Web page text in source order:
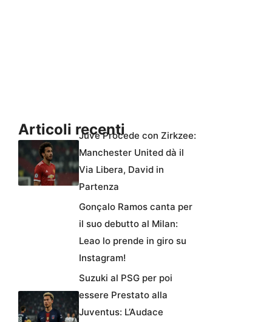
Articoli recentiJuve Procede con Zirkzee:
Manchester United dà il
Via Libera, David in
Partenza
Gonçalo Ramos canta per
il suo debutto al Milan:
Leao lo prende in giro su
Instagram!
Suzuki al PSG per poi
essere Prestato alla
Juventus: L’Audace